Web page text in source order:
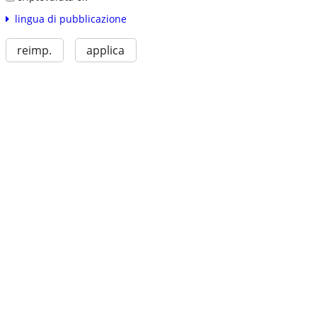
lingua di pubblicazione
reimp. applica